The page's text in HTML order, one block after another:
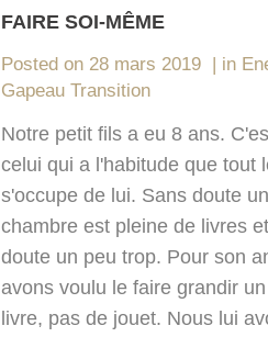
FAIRE SOI-MÊME
Posted on 28 mars 2019 in
Gapeau Transition
Notre petit fils a eu 8 ans.
celui qui a l'habitude que tout
s'occupe de lui. Sans doute
chambre est pleine de livres
doute un peu trop. Pour son
avons voulu le faire grandir
livre, pas de jouet. Nous lui